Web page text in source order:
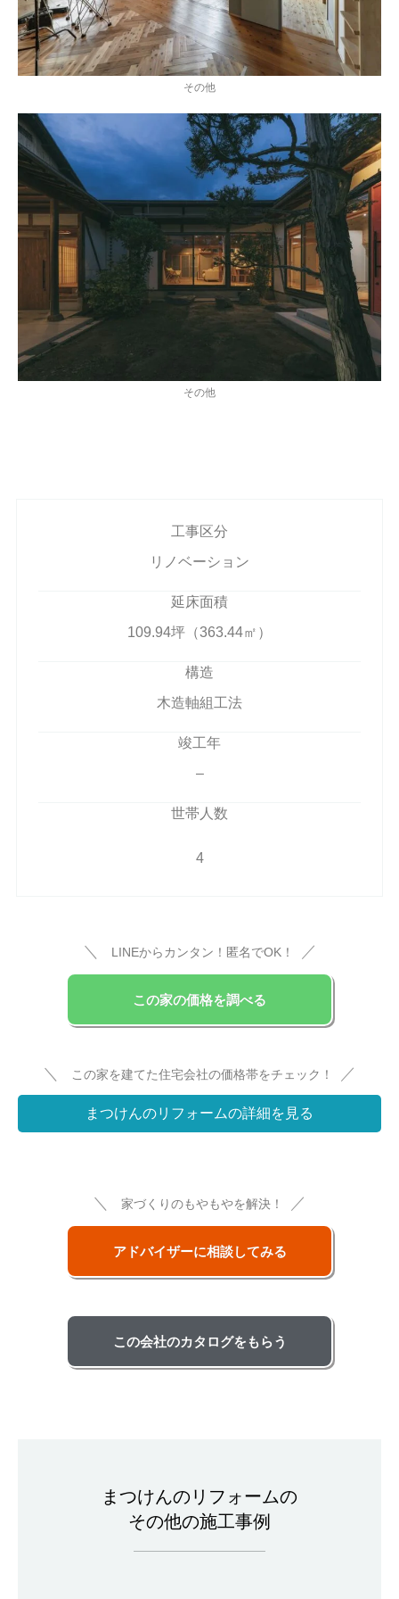
その他
その他
工事区分
リノベーション
延床面積
109.94坪（363.44㎡）
構造
木造軸組工法
竣工年
–
世帯人数
4
＼ LINEからカンタン！匿名でOK！ ／
この家の価格を調べる
＼ この家を建てた住宅会社の価格帯をチェック！ ／
まつけんのリフォームの詳細を見る
＼ 家づくりのもやもやを解決！ ／
アドバイザーに相談してみる
この会社のカタログをもらう
まつけんのリフォームの
その他の施工事例